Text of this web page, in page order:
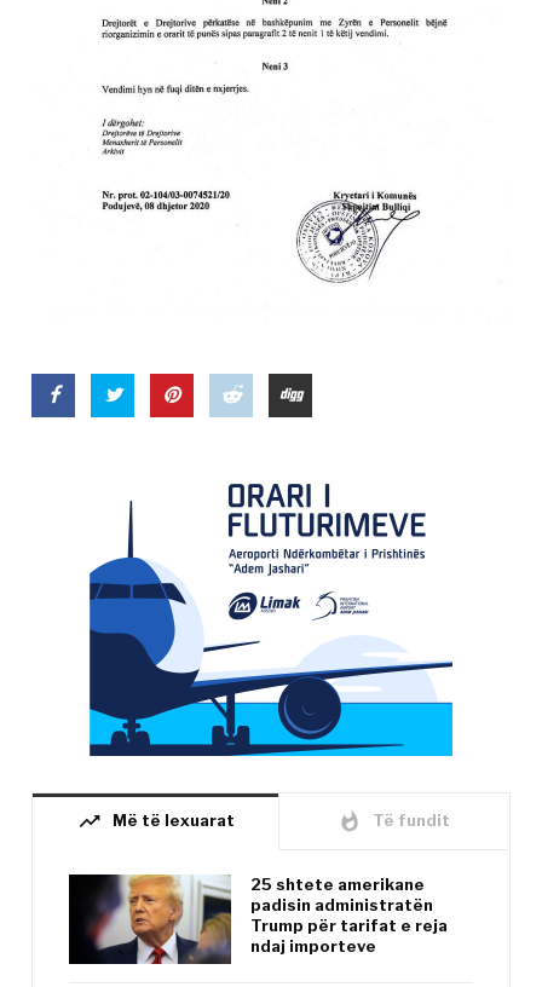
trending_up Më të lexuarat whatshot Të fundit
25 shtete amerikane
padisin administratën
Trump për tarifat e reja
ndaj importeve